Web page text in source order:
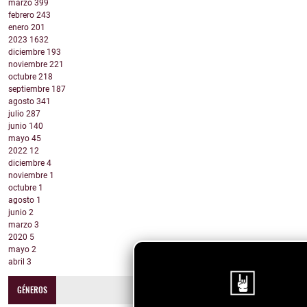
marzo 399
febrero 243
enero 201
2023 1632
diciembre 193
noviembre 221
octubre 218
septiembre 187
agosto 341
julio 287
junio 140
mayo 45
2022 12
diciembre 4
noviembre 1
octubre 1
agosto 1
junio 2
marzo 3
2020 5
mayo 2
abril 3
GÉNEROS